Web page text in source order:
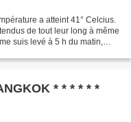
a atteint 41° Celcius.
de tout leur long à même
suis levé à 5 h du matin,
* * * * * *